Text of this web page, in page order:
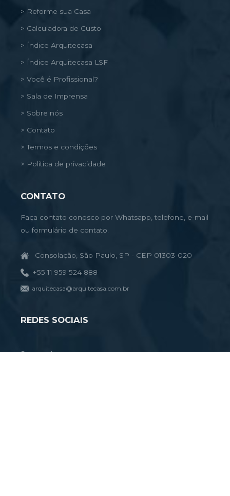
> Reforme sua Casa
> Calculadora de Custo
> Índice Arquitecasa
> Índice Arquitecasa LSF
> Você é Profissional?
> Sala de Imprensa
> Sobre nós
> Contato
> Termos e condições
> Política de privacidade
CONTATO
Faça contato conosco por Whatsapp, telefone, e-mail
ou formulário de contato.
Consolação, São Paulo, SP - CEP 01303-020
+55 11 959 524 888
arquitecasa@arquitecasa.com.br
REDES SOCIAIS
Siga-nos!